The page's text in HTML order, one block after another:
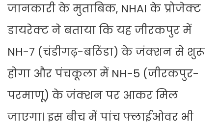
जानकारी के मुताबिक, NHAI के प्रोजेक्ट
डायरेक्ट ने बताया कि यह जीरकपुर में
NH-7 (चंडीगढ़-बठिंडा) के जंक्शन से शुरू
होगा और पंचकूला में NH-5 (जीरकपुर-
परमाणू) के जंक्शन पर आकर मिल
जाएगा। इस बीच में पांच फ्लाईओवर भी